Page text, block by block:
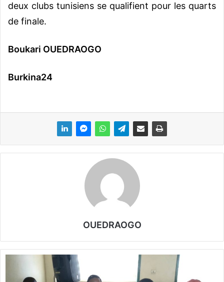
deux clubs tunisiens se qualifient pour les quarts
de finale.
Boukari OUEDRAOGO
Burkina24
OUEDRAOGO